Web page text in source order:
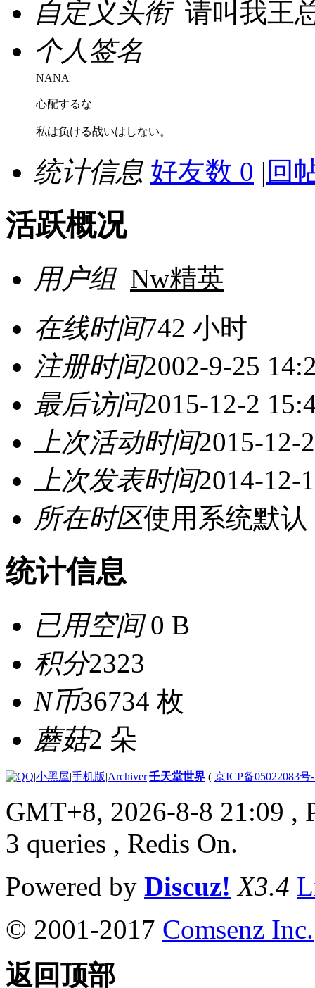
自定义头衔 请叫我王
个人签名
NANA
心配するな
私は负ける战いはしない。
统计信息 好友数 0 | 回
活跃概况
用户组 Nw精英
在线时间742 小时
注册时间2002-9-25
最后访问2015-12-2
上次活动时间2015-12-
上次发表时间2014-12-
所在时区使用系统默认
统计信息
已用空间0 B
积分2323
N币36734 枚
蘑菇2 朵
|小黑屋|手机版|Archiver|壬天堂世界 ( 京ICP备05022083号
GMT+8, 2026-8-8 21:09 ,
3 queries , Redis On.
Powered by Discuz! X3.4
© 2001-2017 Comsenz Inc.
返回顶部